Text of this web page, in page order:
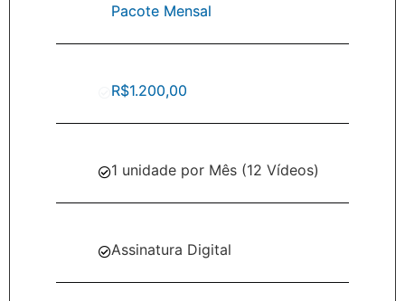
Pacote Mensal
R$1.200,00
1 unidade por Mês (12 Vídeos)
Assinatura Digital